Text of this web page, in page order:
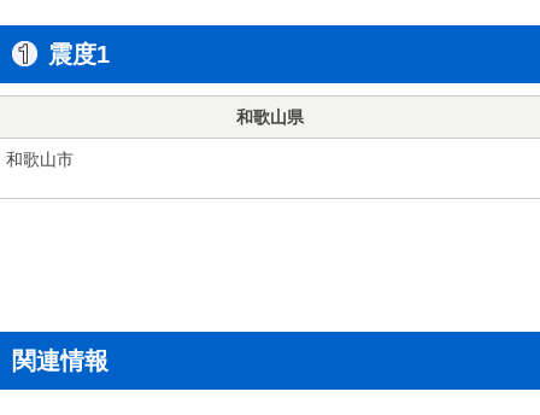
震度1
和歌山県
和歌山市
関連情報